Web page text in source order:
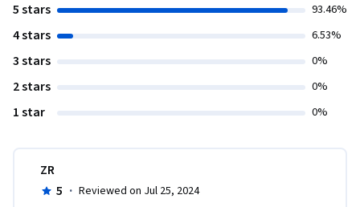
5 stars 93.46%
4 stars 6.53%
3 stars 0%
2 stars 0%
1 star 0%
ZR
5 · Reviewed on Jul 25, 2024